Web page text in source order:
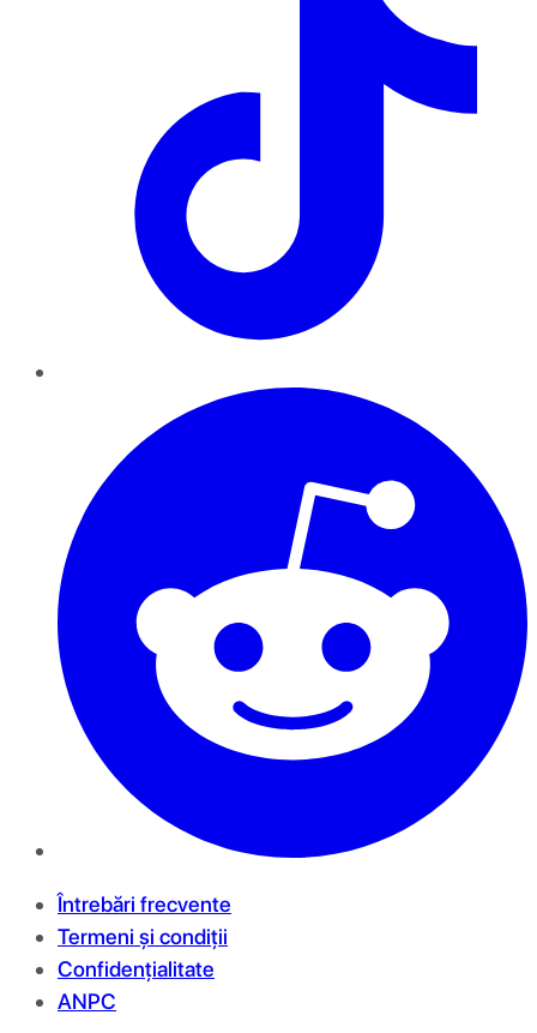
Întrebări frecvente
Termeni și condiții
Confidențialitate
ANPC